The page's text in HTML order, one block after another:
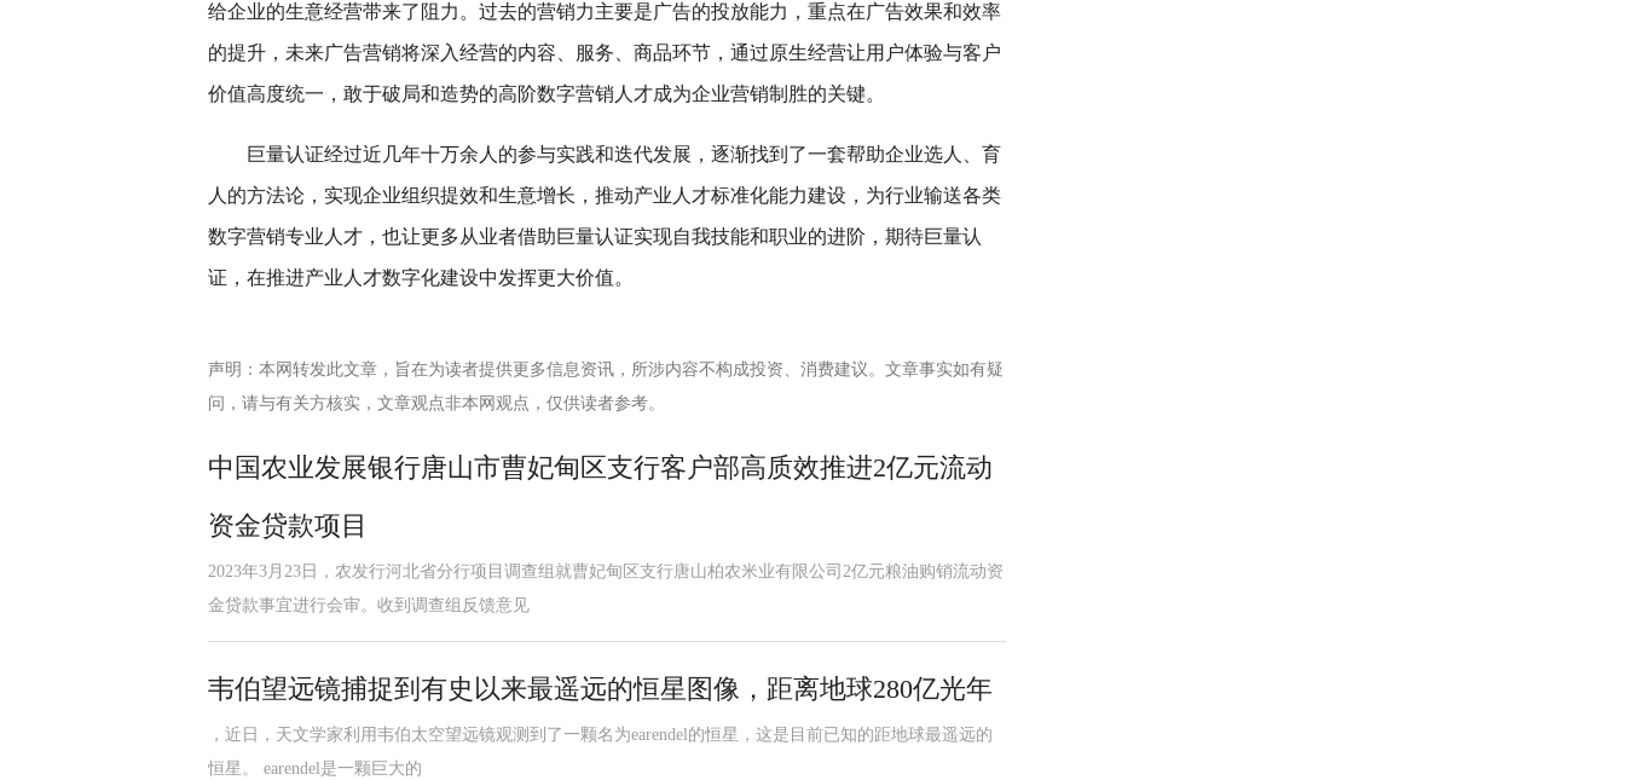
给企业的生意经营带来了阻力。过去的营销力主要是广告的投放能力，重点在广告效果和效率
的提升，未来广告营销将深入经营的内容、服务、商品环节，通过原生经营让用户体验与客户
价值高度统一，敢于破局和造势的高阶数字营销人才成为企业营销制胜的关键。
巨量认证经过近几年十万余人的参与实践和迭代发展，逐渐找到了一套帮助企业选人、育
人的方法论，实现企业组织提效和生意增长，推动产业人才标准化能力建设，为行业输送各类
数字营销专业人才，也让更多从业者借助巨量认证实现自我技能和职业的进阶，期待巨量认
证，在推进产业人才数字化建设中发挥更大价值。
声明：本网转发此文章，旨在为读者提供更多信息资讯，所涉内容不构成投资、消费建议。文章事实如有疑
问，请与有关方核实，文章观点非本网观点，仅供读者参考。
中国农业发展银行唐山市曹妃甸区支行客户部高质效推进2亿元流动
资金贷款项目
2023年3月23日，农发行河北省分行项目调查组就曹妃甸区支行唐山柏农米业有限公司2亿元粮油购销流动资
金贷款事宜进行会审。收到调查组反馈意见
韦伯望远镜捕捉到有史以来最遥远的恒星图像，距离地球280亿光年
，近日，天文学家利用韦伯太空望远镜观测到了一颗名为earendel的恒星，这是目前已知的距地球最遥远的
恒星。 earendel是一颗巨大的